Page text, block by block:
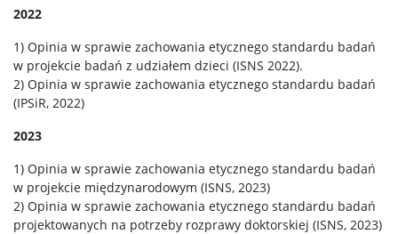
2022
1) Opinia w sprawie zachowania etycznego standardu badań
w projekcie badań z udziałem dzieci (ISNS 2022).
2) Opinia w sprawie zachowania etycznego standardu badań
(IPSiR, 2022)
2023
1) Opinia w sprawie zachowania etycznego standardu badań
w projekcie międzynarodowym (ISNS, 2023)
2) Opinia w sprawie zachowania etycznego standardu badań
projektowanych na potrzeby rozprawy doktorskiej (ISNS, 2023)